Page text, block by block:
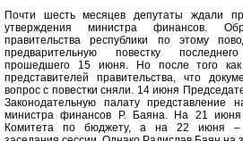
Почти шесть месяцев депутаты ждали
утверждения министра финансов.
правительства республики по этому
предварительную повестку
прошедшего 15 июня. Но после того
представителей правительства, что
вопрос с повестки сняли. 14 июня
Законодательную палату представление
министра финансов Р. Баяна. На 21 июня
Комитета по бюджету, а на 22 июня –